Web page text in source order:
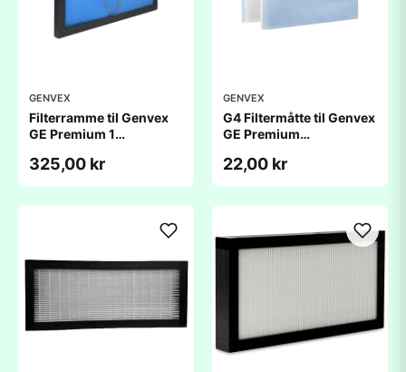
GENVEX
Filterramme til Genvex
GE Premium 1
325,00 kr
GENVEX
G4 Filtermåtte til Genvex
GE Premium
22,00 kr